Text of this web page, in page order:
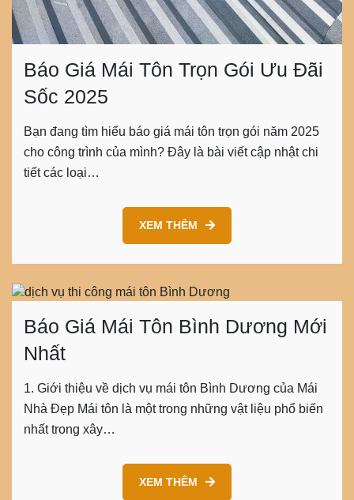
Báo Giá Mái Tôn Trọn Gói Ưu Đãi
Sốc 2025
Bạn đang tìm hiểu báo giá mái tôn trọn gói năm 2025
cho công trình của mình? Đây là bài viết cập nhật chi
tiết các loại…
XEM THÊM
Báo Giá Mái Tôn Bình Dương Mới
Nhất
1. Giới thiệu về dịch vụ mái tôn Bình Dương của Mái
Nhà Đẹp Mái tôn là một trong những vật liệu phổ biến
nhất trong xây…
XEM THÊM